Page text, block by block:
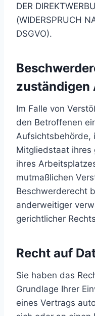
DER
(WIDERSPRUCH
DSGVO).
zuständigen
Im Falle von
den Betroffenen
Aufsichtsbehörde,
Mitgliedstaat ihres
ihres
mutmaßlichen
Beschwerderecht
anderweitiger
gerichtlicher
Recht auf
Sie haben das
Grundlage Ihrer
eines Vertrags